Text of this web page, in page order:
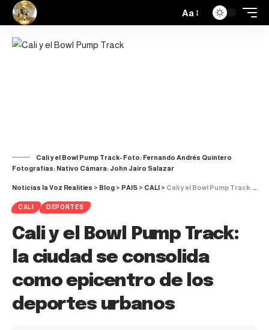
Aa
Cali y el Bowl Pump Track- Foto: Fernando Andrés Quintero
Fotografías: Nativo Cámara: John Jairo Salazar
Noticias la Voz Realities > Blog > PAIS > CALI > Cali y el Bowl Pump Track: la ciudad se consolida como epicentro de los deportes urbanos
CALI DEPORTES
Cali y el Bowl Pump Track:
la ciudad se consolida
como epicentro de los
deportes urbanos